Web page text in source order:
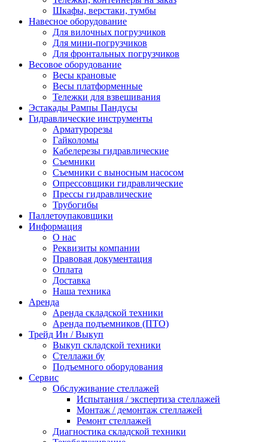
Шкафы, верстаки, тумбы
Навесное оборудование
Для вилочных погрузчиков
Для мини-погрузчиков
Для фронтальных погрузчиков
Весовое оборудование
Весы крановые
Весы платформенные
Тележки для взвешивания
Эстакады Рампы Пандусы
Гидравлические инструменты
Арматурорезы
Гайколомы
Кабелерезы гидравлические
Съемники
Съемники с выносным насосом
Опрессовщики гидравлические
Прессы гидравлические
Трубогибы
Паллетоупаковщики
Информация
О нас
Реквизиты компании
Правовая документация
Оплата
Доставка
Наша техника
Аренда
Аренда складской техники
Аренда подъемников (ПТО)
Трейд Ин / Выкуп
Выкуп складской техники
Стеллажи бу
Подъемного оборудования
Сервис
Обслуживание стеллажей
Испытания / экспертиза стеллажей
Монтаж / демонтаж стеллажей
Ремонт стеллажей
Диагностика складской техники